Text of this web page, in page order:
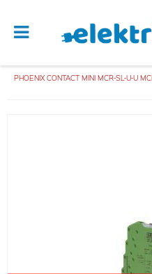
PHOENIX CONTACT MINI MCR-SL-U-U